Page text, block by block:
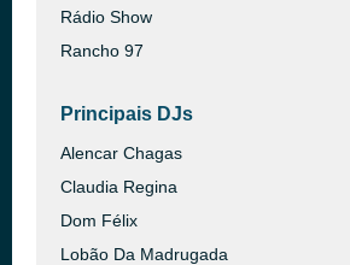
Rádio Show
Rancho 97
Principais DJs
Alencar Chagas
Claudia Regina
Dom Félix
Lobão Da Madrugada